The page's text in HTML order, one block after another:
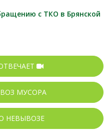
с ТКО в Брянской
МУСОРА
НЕВЫВОЗЕ